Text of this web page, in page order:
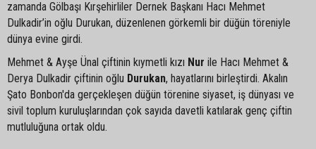
zamanda Gölbaşı Kırşehirliler Dernek Başkanı Hacı Mehmet
Dulkadir’in oğlu Durukan, düzenlenen görkemli bir düğün töreniyle
dünya evine girdi.
Mehmet & Ayşe Ünal çiftinin kıymetli kızı Nur ile Hacı Mehmet &
Derya Dulkadir çiftinin oğlu Durukan, hayatlarını birleştirdi. Akalın
Şato Bonbon'da gerçekleşen düğün törenine siyaset, iş dünyası ve
sivil toplum kuruluşlarından çok sayıda davetli katılarak genç çiftin
mutluluğuna ortak oldu.